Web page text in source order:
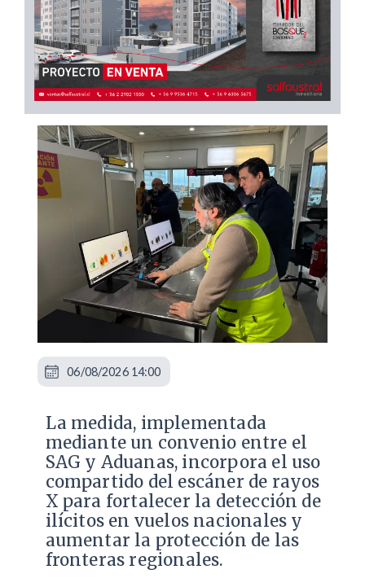
La medida, implementada
mediante un convenio entre el
SAG y Aduanas, incorpora el uso
compartido del escáner de rayos
X para fortalecer la detección de
ilícitos en vuelos nacionales y
aumentar la protección de las
fronteras regionales.
06/08/2026 14:00